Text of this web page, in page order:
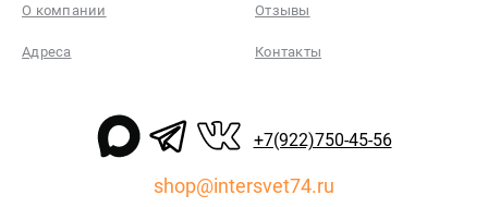
О компании Отзывы
Адреса Контакты
+7(922)750-45-56
shop@intersvet74.ru